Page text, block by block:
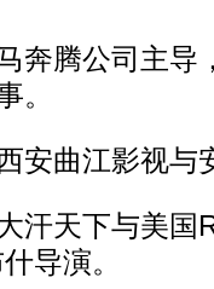
腾公司主导
。
曲江影视与
天下与美国
导演。